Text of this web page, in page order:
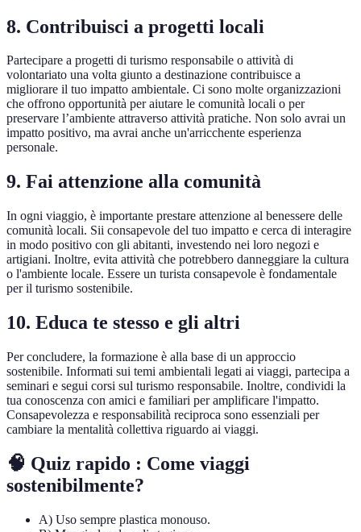
8. Contribuisci a progetti locali
Partecipare a progetti di turismo responsabile o attività di
volontariato una volta giunto a destinazione contribuisce a
migliorare il tuo impatto ambientale. Ci sono molte organizzazioni
che offrono opportunità per aiutare le comunità locali o per
preservare l’ambiente attraverso attività pratiche. Non solo avrai un
impatto positivo, ma avrai anche un'arricchente esperienza
personale.
9. Fai attenzione alla comunità
In ogni viaggio, è importante prestare attenzione al benessere delle
comunità locali. Sii consapevole del tuo impatto e cerca di interagire
in modo positivo con gli abitanti, investendo nei loro negozi e
artigiani. Inoltre, evita attività che potrebbero danneggiare la cultura
o l'ambiente locale. Essere un turista consapevole è fondamentale
per il turismo sostenibile.
10. Educa te stesso e gli altri
Per concludere, la formazione è alla base di un approccio
sostenibile. Informati sui temi ambientali legati ai viaggi, partecipa a
seminari e segui corsi sul turismo responsabile. Inoltre, condividi la
tua conoscenza con amici e familiari per amplificare l'impatto.
Consapevolezza e responsabilità reciproca sono essenziali per
cambiare la mentalità collettiva riguardo ai viaggi.
🧠 Quiz rapido : Come viaggi
sostenibilmente?
A) Uso sempre plastica monouso.